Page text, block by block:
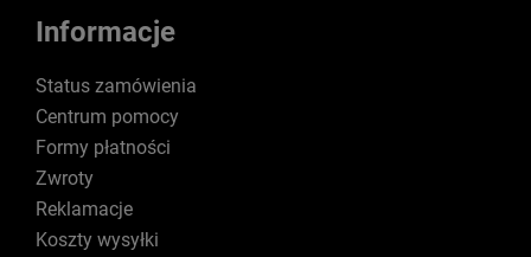
Informacje
Status zamówienia
Centrum pomocy
Formy płatności
Zwroty
Reklamacje
Koszty wysyłki